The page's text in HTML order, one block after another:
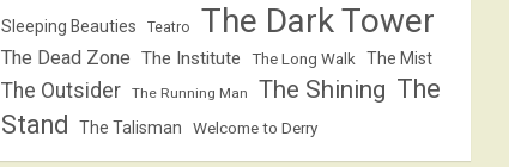
Sleeping Beauties Teatro The Dark Tower
The Dead Zone The Institute The Long Walk The Mist
The Outsider The Running Man The Shining The
Stand
The Talisman Welcome to Derry